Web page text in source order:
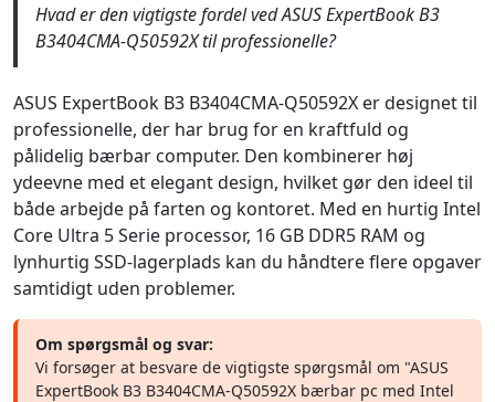
Hvad er den vigtigste fordel ved ASUS ExpertBook B3
B3404CMA-Q50592X til professionelle?
ASUS ExpertBook B3 B3404CMA-Q50592X er designet til
professionelle, der har brug for en kraftfuld og
pålidelig bærbar computer. Den kombinerer høj
ydeevne med et elegant design, hvilket gør den ideel til
både arbejde på farten og kontoret. Med en hurtig Intel
Core Ultra 5 Serie processor, 16 GB DDR5 RAM og
lynhurtig SSD-lagerplads kan du håndtere flere opgaver
samtidigt uden problemer.
Om spørgsmål og svar:
Vi forsøger at besvare de vigtigste spørgsmål om "ASUS
ExpertBook B3 B3404CMA-Q50592X bærbar pc med Intel